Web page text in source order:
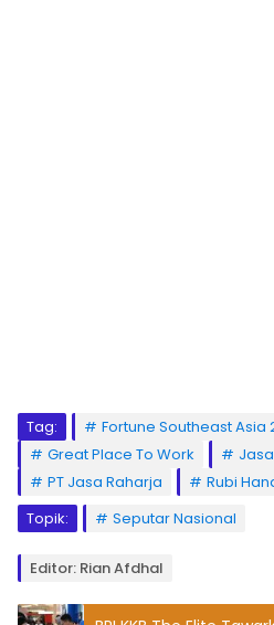
Tag:
Fortune Southeast Asia
Great Place To Work
PT Jasa Raharja
Rubi
Topik:
Seputar Nasional
Editor: Rian Afdhal